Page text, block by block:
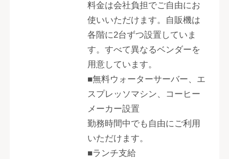
料金は会社負担でご自由にお
使いいただけます。自販機は
各階に2台ずつ設置していま
す。すべて異なるベンダーを
用意しています。
■無料ウォーターサーバー、エ
スプレッソマシン、コーヒー
メーカー設置
勤務時間中でも自由にご利用
いただけます。
■ランチ支給